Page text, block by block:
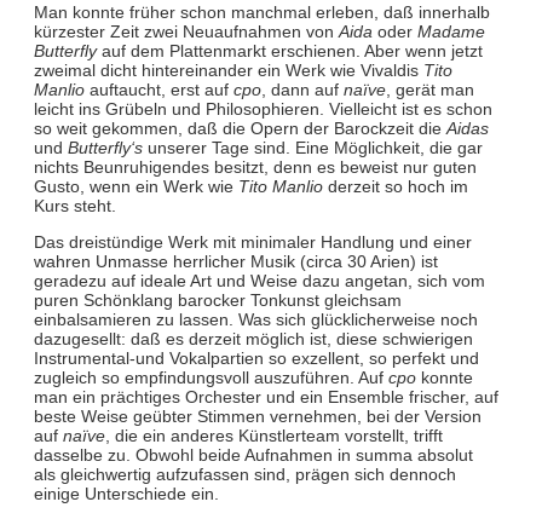
Man konnte früher schon manchmal erleben, daß innerhalb
kürzester Zeit zwei Neuaufnahmen von Aida oder Madame
Butterflyauf dem Plattenmarkt erschienen. Aber wenn jetzt
zweimal dicht hintereinander ein Werk wie Vivaldis Tito
Manlioauftaucht, erst auf cpo, dann auf naïve, gerät man
leicht ins Grübeln und Philosophieren. Vielleicht ist es schon
so weit gekommen, daß die Opern der Barockzeit die Aidas
und Butterfly‘sunserer Tage sind. Eine Möglichkeit, die gar
nichts Beunruhigendes besitzt, denn es beweist nur guten
Gusto, wenn ein Werk wie Tito Manlioderzeit so hoch im
Kurs steht.
Das dreistündige Werk mit minimaler Handlung und einer
wahren Unmasse herrlicher Musik (circa 30 Arien) ist
geradezu auf ideale Art und Weise dazu angetan, sich vom
puren Schönklang barocker Tonkunst gleichsam
einbalsamieren zu lassen. Was sich glücklicherweise noch
dazugesellt: daß es derzeit möglich ist, diese schwierigen
Instrumental-und Vokalpartien so exzellent, so perfekt und
zugleich so empfindungsvoll auszuführen. Auf cpokonnte
man ein prächtiges Orchester und ein Ensemble frischer, auf
beste Weise geübter Stimmen vernehmen, bei der Version
auf naïve, die ein anderes Künstlerteam vorstellt, trifft
dasselbe zu. Obwohl beide Aufnahmen in summa absolut
als gleichwertig aufzufassen sind, prägen sich dennoch
einige Unterschiede ein.